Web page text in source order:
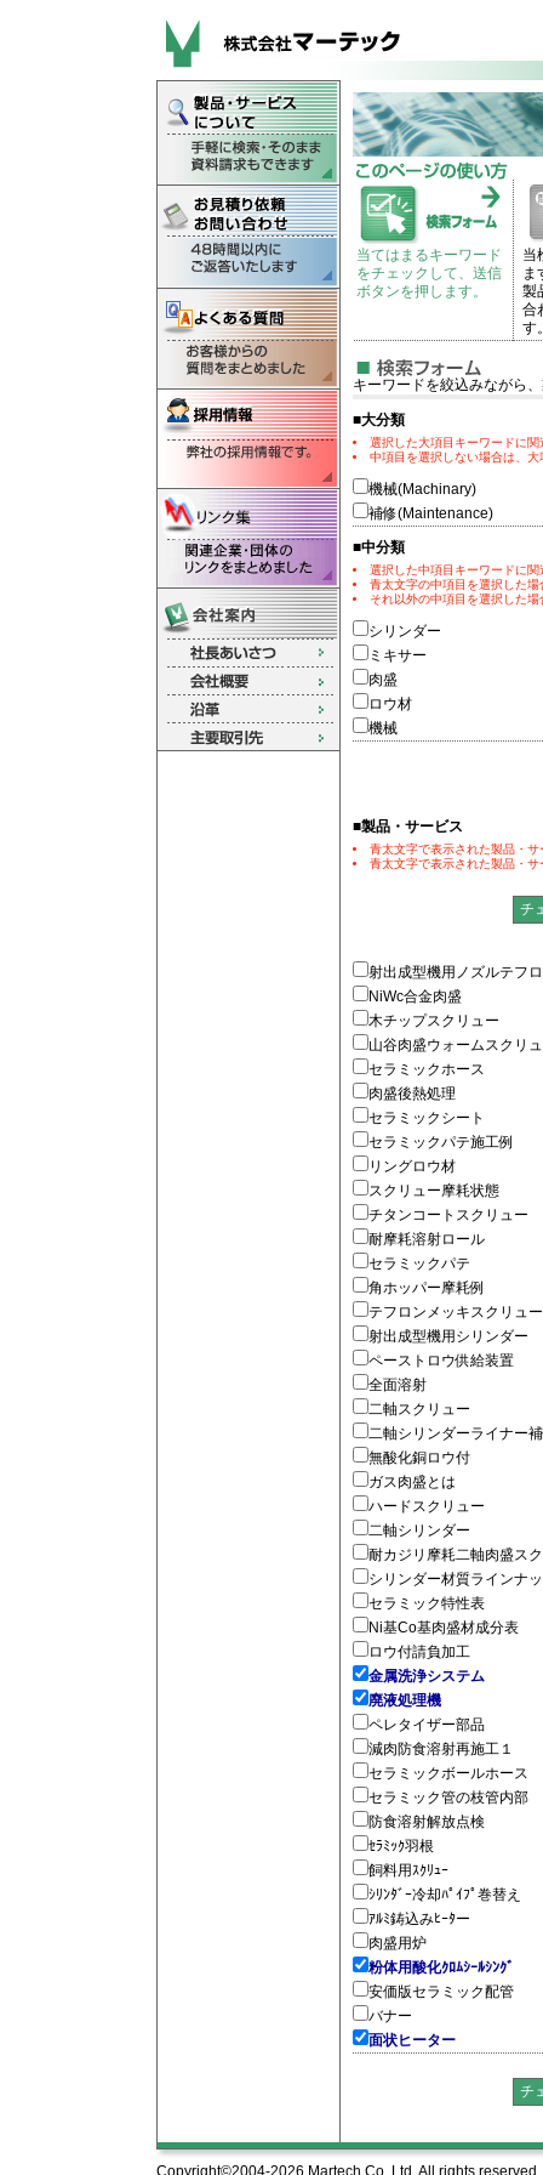
当てはまるキーワード
をチェックして、送信
ボタンを押します。
当
ま
製
合
す
キーワードを絞込みながら
■大分類
選択した大項目キーワードに
中項目を選択しない場合は、
機械(Machinary)
補修(Maintenance)
■中分類
選択した中項目キーワードに
青太文字の中項目を選択した
それ以外の中項目を選択した
シリンダー
ミキサー
肉盛
ロウ材
機械
■製品・サービス
青太文字で表示された製品・
青太文字で表示された製品・
射出成型機用ノズルテフ
NiWc合金肉盛
木チップスクリュー
山谷肉盛ウォームスクリ
セラミックホース
肉盛後熱処理
セラミックシート
セラミックパテ施工例
リングロウ材
スクリュー摩耗状態
チタンコートスクリュー
耐摩耗溶射ロール
セラミックパテ
角ホッパー摩耗例
テフロンメッキスクリュー
射出成型機用シリンダー
ペーストロウ供給装置
全面溶射
二軸スクリュー
二軸シリンダーライナー
無酸化銅ロウ付
ガス肉盛とは
ハードスクリュー
二軸シリンダー
耐カジリ摩耗二軸肉盛ス
シリンダー材質ラインナ
セラミック特性表
Ni基Co基肉盛材成分表
ロウ付請負加工
金属洗浄システム
廃液処理機
ペレタイザー部品
減肉防食溶射再施工１
セラミックボールホース
セラミック管の枝管内部
防食溶射解放点検
ｾﾗﾐｯｸ羽根
飼料用ｽｸﾘｭｰ
ｼﾘﾝﾀﾞｰ冷却ﾊﾟｲﾌﾟ巻替え
ｱﾙﾐ鋳込みﾋｰﾀー
肉盛用炉
粉体用酸化ｸﾛﾑｼｰﾙｼﾝｸﾞ
安価版セラミック配管
バナー
面状ヒーター
Copyright©2004-2026 Martech Co,.Ltd. All rights reserved.